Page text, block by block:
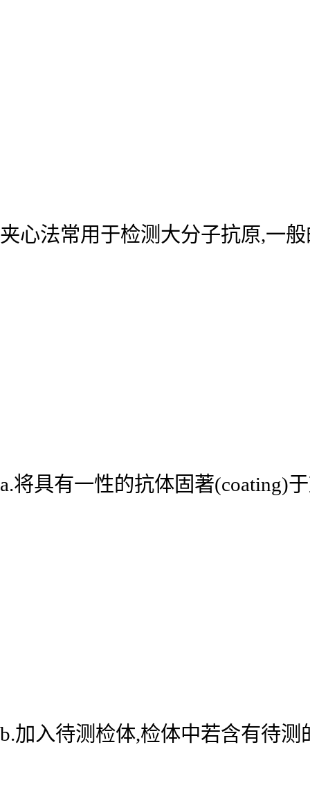
夹心法常用于检测大分子抗原,一
a.将具有一性的抗体固著(coating)
b.加入待测检体,检体中若含有待